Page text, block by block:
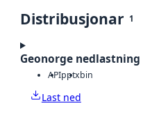
Distribusjonar 1
Geonorge nedlastning
APIpptxbin
Last ned